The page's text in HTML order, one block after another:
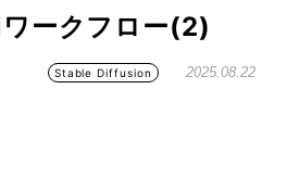
ークフロー(2)
Stable Diffusion 2025.08.22